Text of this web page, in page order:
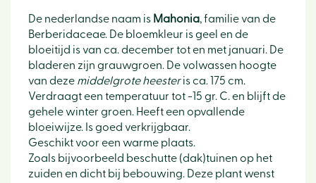
De nederlandse naam is Mahonia, familie van de
Berberidaceae. De bloemkleur is geel en de
bloeitijd is van ca. december tot en met januari. De
bladeren zijn grauwgroen. De volwassen hoogte
van deze middelgrote heesteris ca. 175 cm.
Verdraagt een temperatuur tot -15 gr. C. en blijft de
gehele winter groen. Heeft een opvallende
bloeiwijze. Is goed verkrijgbaar.
Geschikt voor een warme plaats.
Zoals bijvoorbeeld beschutte (dak)tuinen op het
zuiden en dicht bij bebouwing. Deze plant wenst